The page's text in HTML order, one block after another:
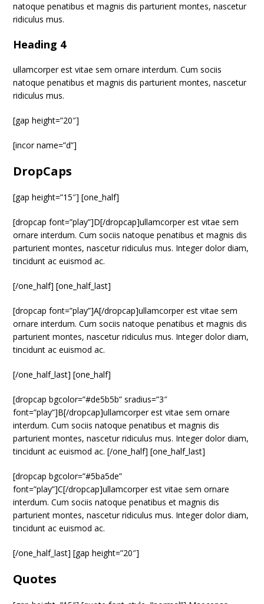
natoque penatibus et magnis dis parturient montes, nascetur
ridiculus mus.
Heading 4
ullamcorper est vitae sem ornare interdum. Cum sociis
natoque penatibus et magnis dis parturient montes, nascetur
ridiculus mus.
[gap height=”20″]
[incor name=”d”]
DropCaps
[gap height=”15″] [one_half]
[dropcap font=”play”]D[/dropcap]ullamcorper est vitae sem
ornare interdum. Cum sociis natoque penatibus et magnis dis
parturient montes, nascetur ridiculus mus. Integer dolor diam,
tincidunt ac euismod ac.
[/one_half] [one_half_last]
[dropcap font=”play”]A[/dropcap]ullamcorper est vitae sem
ornare interdum. Cum sociis natoque penatibus et magnis dis
parturient montes, nascetur ridiculus mus. Integer dolor diam,
tincidunt ac euismod ac.
[/one_half_last] [one_half]
[dropcap bgcolor=”#de5b5b” sradius=”3″
font=”play”]B[/dropcap]ullamcorper est vitae sem ornare
interdum. Cum sociis natoque penatibus et magnis dis
parturient montes, nascetur ridiculus mus. Integer dolor diam,
tincidunt ac euismod ac. [/one_half] [one_half_last]
[dropcap bgcolor=”#5ba5de”
font=”play”]C[/dropcap]ullamcorper est vitae sem ornare
interdum. Cum sociis natoque penatibus et magnis dis
parturient montes, nascetur ridiculus mus. Integer dolor diam,
tincidunt ac euismod ac.
[/one_half_last] [gap height=”20″]
Quotes